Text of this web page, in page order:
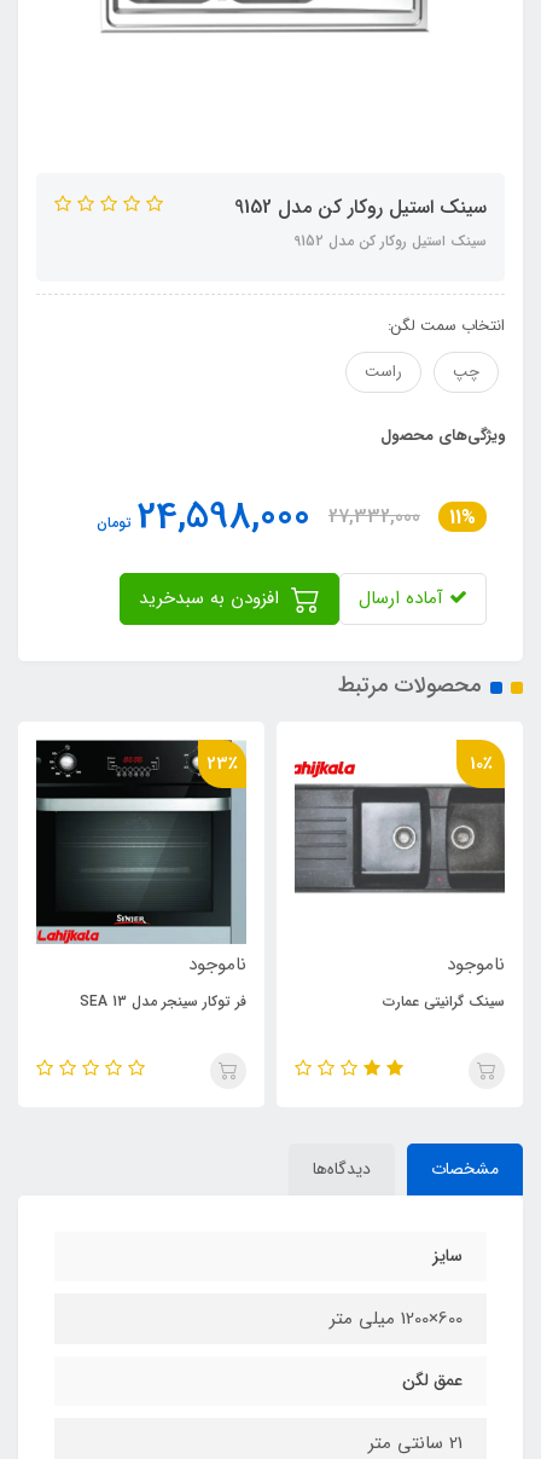
سینک استیل روکار کن مدل 9152
سینک استیل روکار کن مدل 9152
انتخاب سمت لگن:
چپ
راست
ویژگی‌های محصول
11%
27,332,000
24,598,000 تومان
آماده ارسال
محصولات مرتبط
23٪ 23٪
فر توکار برقی گازی
مشخصات دیدگاه‌ها
سایز
600×1200 میلی متر
عمق لگن
21 سانتی متر